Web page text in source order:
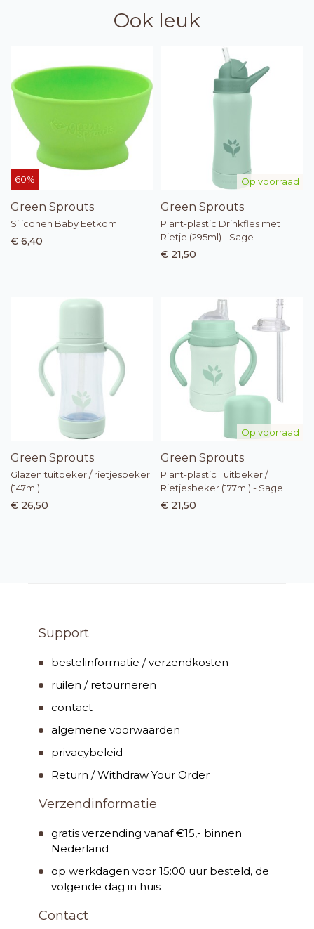
Ook leuk
60%
Green Sprouts
Siliconen Baby Eetkom
€ 6,40
Op voorraad
Green Sprouts
Plant-plastic Drinkfles met
Rietje (295ml) - Sage
€ 21,50
Green Sprouts
Glazen tuitbeker / rietjesbeker
(147ml)
€ 26,50
Op voorraad
Green Sprouts
Plant-plastic Tuitbeker /
Rietjesbeker (177ml) - Sage
€ 21,50
Support
bestelinformatie / verzendkosten
ruilen / retourneren
contact
algemene voorwaarden
privacybeleid
Return / Withdraw Your Order
Verzendinformatie
gratis verzending vanaf €15,- binnen
Nederland
op werkdagen voor 15:00 uur besteld, de
volgende dag in huis
Contact